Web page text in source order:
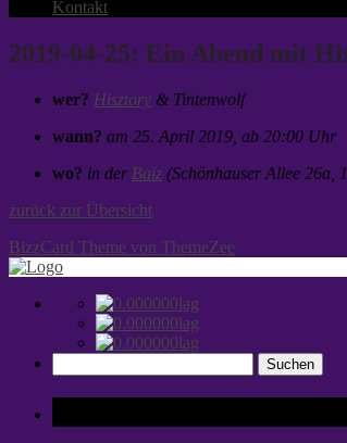
Kontakt
2019-04-25: Ein Abend mit
wer? Hisztory & Tintenwolf
wann? am 25. April 2019, ab 20:00 Uhr
wo? in der Baiz (Schönhauser Allee 26a,
zurück zur Übersicht
BizzCard Theme von ThemeZee
nach: